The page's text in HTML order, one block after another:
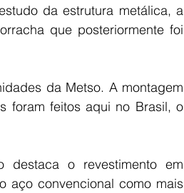
da estrutura metálica, a
que posteriormente foi
da Metso. A montagem
foram feitos aqui no Brasil, o
destaca o revestimento em
aço convencional como mais